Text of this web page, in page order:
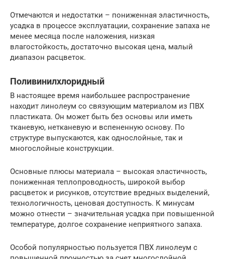
Отмечаются и недостатки – пониженная эластичность,
усадка в процессе эксплуатации, сохранение запаха не
менее месяца после наложения, низкая
влагостойкость, достаточно высокая цена, малый
диапазон расцветок.
Поливинилхлоридный
В настоящее время наибольшее распространение
находит линолеум со связующим материалом из ПВХ
пластиката. Он может быть без основы или иметь
тканевую, нетканевую и вспененную основу. По
структуре выпускаются, как однослойные, так и
многослойные конструкции.
Основные плюсы материала – высокая эластичность,
пониженная теплопроводность, широкой выбор
расцветок и рисунков, отсутствие вредных выделений,
технологичность, ценовая доступность. К минусам
можно отнести – значительная усадка при повышенной
температуре, долгое сохранение неприятного запаха.
Особой популярностью пользуется ПВХ линолеум с